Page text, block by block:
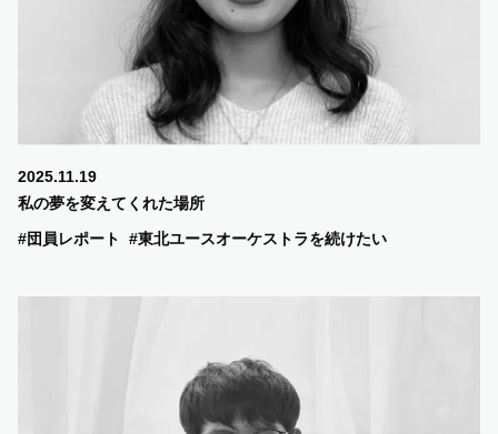
2025.11.19
私の夢を変えてくれた場所
#団員レポート
#東北ユースオーケストラを続けたい